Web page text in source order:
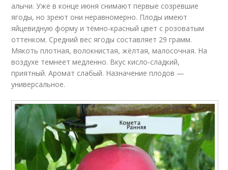
алычи. Уже в конце июня снимают первые созревшие
ягоды, но зреют они неравномерно. Плоды имеют
яйцевидную форму и тёмно-красный цвет с розоватым
оттенком. Средний вес ягоды составляет 29 грамм.
Мякоть плотная, волокнистая, жёлтая, малосочная. На
воздухе темнеет медленно. Вкус кисло-сладкий,
приятный. Аромат слабый. Назначение плодов —
универсальное.